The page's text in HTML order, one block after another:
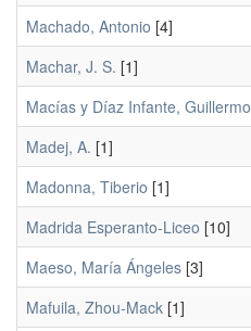
Machado, Antonio [4]
Machar, J. S. [1]
Macías y Díaz Infante, Guillermo
Madej, A. [1]
Madonna, Tiberio [1]
Madrida Esperanto-Liceo [10]
Maeso, María Ángeles [3]
Mafuila, Zhou-Mack [1]